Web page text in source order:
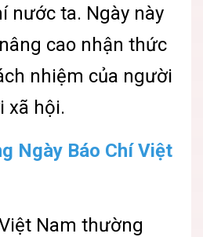
nước ta. Ngày này
cao nhận thức
nhiệm của người
xã hội.
Ngày Báo Chí Việt
Nam thường